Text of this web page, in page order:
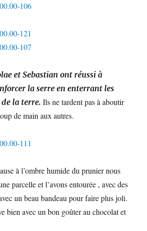
et Sebastian ont réussi à
la serre en enterrant les
la terre. Ils ne tardent pas à aboutir
de main aux autres.
à l’ombre humide du prunier nous
parcelle et l’avons entourée , avec des
un beau bandeau pour faire plus joli.
bien avec un bon goûter au chocolat et